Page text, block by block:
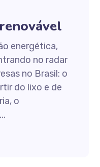
energética,
no radar
no Brasil: o
do lixo e de
o